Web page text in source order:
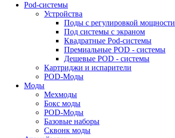
Pod-системы
Устройства
Поды с регулировкой мощности
Под системы с экраном
Квадратные Pod-системы
Премиальные POD - системы
Дешевые POD - системы
Картриджи и испарители
POD-Моды
Моды
Мехмоды
Бокс моды
POD-Моды
Базовые наборы
Сквонк моды